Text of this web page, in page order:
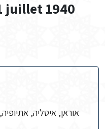
juillet 1940
אוראן, איטליה,